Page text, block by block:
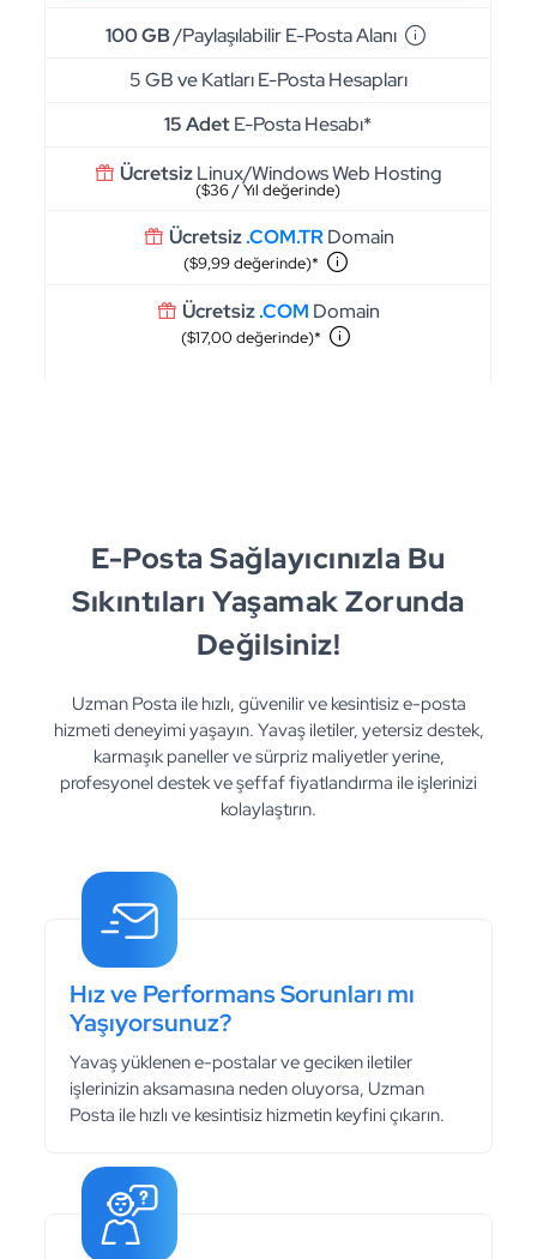
100 GB/Paylaşılabilir E-Posta Alanı
5 GB ve Katları E-Posta Hesapları
15 AdetE-Posta Hesabı*
ÜcretsizLinux/Windows Web Hosting
($36 / Yıl değerinde)
Ücretsiz.COM.TRDomain
($9,99 değerinde)*
Ücretsiz.COM Domain
($17,00 değerinde)*
E-Posta Sağlayıcınızla Bu
Sıkıntıları Yaşamak Zorunda
Değilsiniz!
Uzman Posta ile hızlı, güvenilir ve kesintisiz e-posta
hizmeti deneyimi yaşayın. Yavaş iletiler, yetersiz destek,
karmaşık paneller ve sürpriz maliyetler yerine,
profesyonel destek ve şeffaf fiyatlandırma ile işlerinizi
kolaylaştırın.
Hız ve Performans Sorunları mı
Yaşıyorsunuz?
Yavaş yüklenen e-postalar ve geciken iletiler
işlerinizin aksamasına neden oluyorsa, Uzman
Posta ile hızlı ve kesintisiz hizmetin keyfini çıkarın.